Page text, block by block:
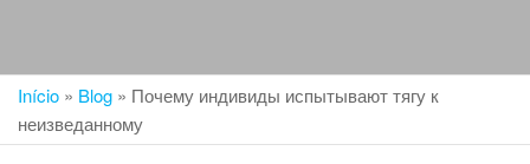
Início » Blog » Почему индивиды испытывают тягу к
неизведанному